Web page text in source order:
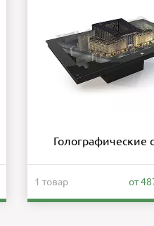
Голографические
1 товар от